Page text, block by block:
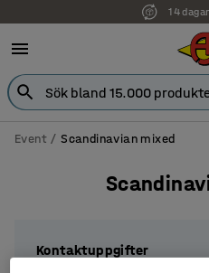
14
Event Scandinavian mixed
Kontaktuppgifter